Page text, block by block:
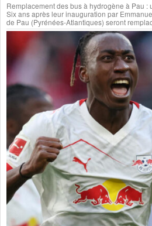
Remplacement des bus à hydrogène à Pau
Six ans après leur inauguration par
de Pau (Pyrénées-Atlantiques) seront